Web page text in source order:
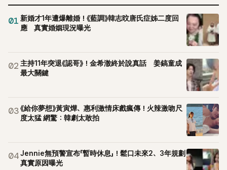
01 新婚才1年遭爆離婚！《藍調》韓志旼唐氏症姊二度回
應 真實婚姻現況曝光
02 主持11年突退《認哥》！金希澈終於說真話 姜鎬童成
最大關鍵
03《給你夢想》黃寅燁、惠利激情床戲瘋傳！火辣激吻尺
度太猛 網驚：韓劇太敢拍
04Jennie無預警宣布「暫時休息」！鬆口未來2、3年規劃
真實原因曝光